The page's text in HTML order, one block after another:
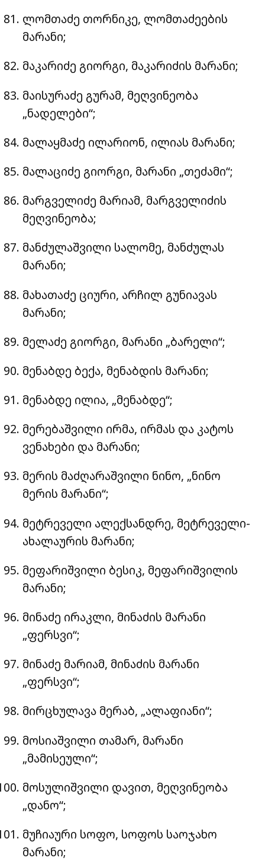
ლომთაძე თორნიკე, ლომთაძეების
მარანი;
მაკარიძე გიორგი, მაკარიძის მარანი;
მაისურაძე გურამ, მეღვინეობა
„ნადელები“;
მალაყმაძე ილარიონ, ილიას მარანი;
მალაციძე გიორგი, მარანი „თეძამი“;
მარგველიძე მარიამ, მარგველიძის
მეღვინეობა;
მანძულაშვილი სალომე, მანძულას
მარანი;
მახათაძე ციური, არჩილ გუნიავას
მარანი;
მელაძე გიორგი, მარანი „ბარელი“;
მენაბდე ბექა, მენაბდის მარანი;
მენაბდე ილია, „მენაბდე“;
მერებაშვილი ირმა, ირმას და კატოს
ვენახები და მარანი;
მერის მაძღარაშვილი ნინო, „ნინო
მერის მარანი“;
მეტრეველი ალექსანდრე, მეტრეველი-
ახალაურის მარანი;
მეფარიშვილი ბესიკ, მეფარიშვილის
მარანი;
მინაძე ირაკლი, მინაძის მარანი
„ფერსვი“;
მინაძე მარიამ, მინაძის მარანი
„ფერსვი“;
მირცხულავა მერაბ, „ალაფიანი“;
მოსიაშვილი თამარ, მარანი
„მამისეული“;
მოსულიშვილი დავით, მეღვინეობა
„დანო“;
მუჩიაური სოფო, სოფოს საოჯახო
მარანი;